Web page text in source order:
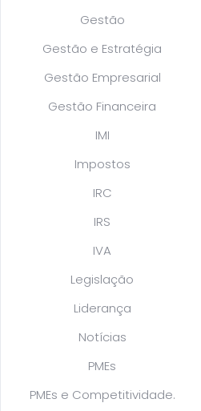
Gestão
Gestão e Estratégia
Gestão Empresarial
Gestão Financeira
IMI
Impostos
IRC
IRS
IVA
Legislação
Liderança
Notícias
PMEs
PMEs e Competitividade.